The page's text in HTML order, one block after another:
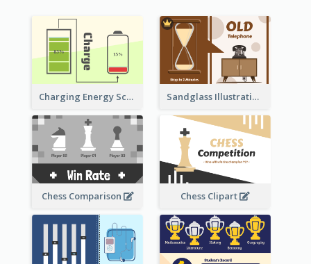
Charging Energy Schematic Diagram Sandglass Illustration About Telephone
Chess Comparison Chess Clipart